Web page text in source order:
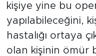
kişiye yine bu
yapılabileceğini,
hastalığı ortaya
olan kişinin ömür